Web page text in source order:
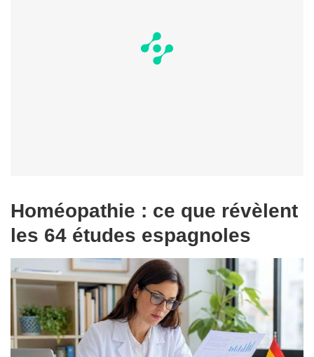
Homéopathie : ce que révèlent
les 64 études espagnoles